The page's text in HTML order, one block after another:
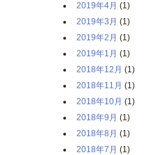
2019年4月 (1)
2019年3月 (1)
2019年2月 (1)
2019年1月 (1)
2018年12月 (1)
2018年11月 (1)
2018年10月 (1)
2018年9月 (1)
2018年8月 (1)
2018年7月 (1)